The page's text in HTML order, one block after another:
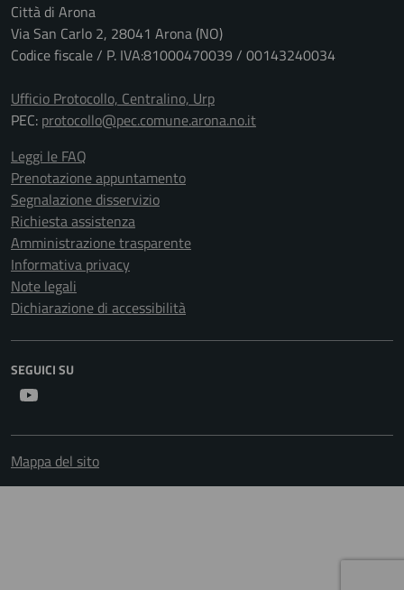
Città di Arona
Via San Carlo 2, 28041 Arona (NO)
Codice fiscale / P. IVA:81000470039 / 00143240034
Ufficio Protocollo, Centralino, Urp
PEC: protocollo@pec.comune.arona.no.it
Leggi le FAQ
Prenotazione appuntamento
Segnalazione disservizio
Richiesta assistenza
Amministrazione trasparente
Informativa privacy
Note legali
Dichiarazione di accessibilità
SEGUICI SU
Mappa del sito